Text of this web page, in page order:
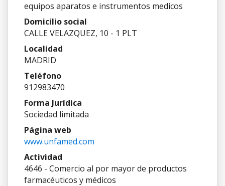
equipos aparatos e instrumentos medicos
Domicilio social
CALLE VELAZQUEZ, 10 - 1 PLT
Localidad
MADRID
Teléfono
912983470
Forma Jurídica
Sociedad limitada
Página web
www.unfamed.com
Actividad
4646 - Comercio al por mayor de productos
farmacéuticos y médicos